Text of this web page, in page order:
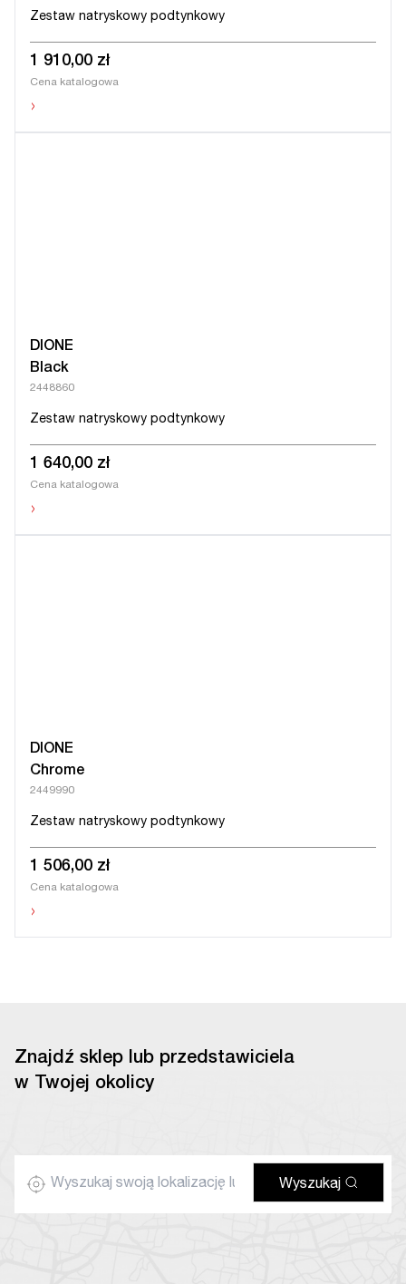
Zestaw natryskowy podtynkowy
1 910,00 zł
Cena katalogowa
›
DIONE
Black
2448860
Zestaw natryskowy podtynkowy
1 640,00 zł
Cena katalogowa
›
DIONE
Chrome
2449990
Zestaw natryskowy podtynkowy
1 506,00 zł
Cena katalogowa
›
Znajdź sklep lub przedstawiciela
w Twojej okolicy
Wyszukaj